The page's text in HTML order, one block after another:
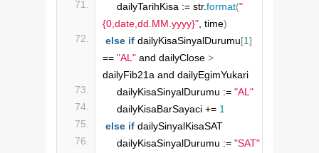
    dailyTarihKisa := str.
format("
{0,date,dd.MM.yyyy}", time)
else if dailyKisaSinyalDurumu[1]
== "AL" and dailyClose >
dailyFib21a and dailyEgimYukari
    dailyKisaSinyalDurumu :=
"AL"
    dailyKisaBarSayaci +=
1
else if dailySinyalKisaSAT
    dailyKisaSinyalDurumu :=
"SAT"